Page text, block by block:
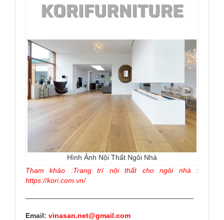
Hình Ảnh Nội Thất Ngôi Nhà
Tham khảo :Trang trí nội thất cho ngôi nhà :
https://kori.com.vn/
————————————————————————
Email: vinasan.net@gmail.com